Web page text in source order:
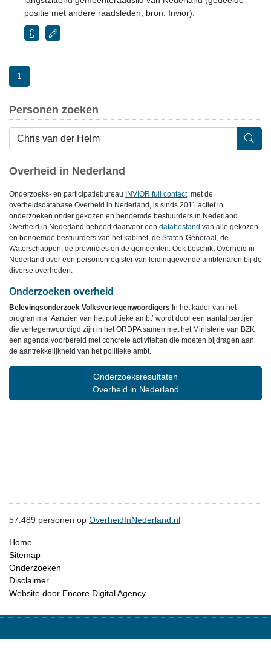
positie met andere raadsleden, bron: Invior).
1
Personen zoeken
Overheid in Nederland
Onderzoeks- en participatiebureau INVIOR full contact, met de
overheidsdatabase Overheid in Nederland, is sinds 2011 actief in
onderzoeken onder gekozen en benoemde bestuurders in Nederland.
Overheid in Nederland beheert daarvoor een databestand van alle gekozen
en benoemde bestuurders van het kabinet, de Staten-Generaal, de
Waterschappen, de provincies en de gemeenten. Ook beschikt Overheid in
Nederland over een personenregister van leidinggevende ambtenaren bij de
diverse overheden.
Onderzoeken overheid
Belevingsonderzoek Volksvertegenwoordigers In het kader van het
programma ‘Aanzien van het politieke ambt’ wordt door een aantal partijen
die vertegenwoordigd zijn in het ORDPA samen met het Ministerie van BZK
een agenda voorbereid met concrete activiteiten die moeten bijdragen aan
de aantrekkelijkheid van het politieke ambt.
Onderzoeksresultaten
Overheid in Nederland
57.489 personen op OverheidInNederland.nl
Home
Sitemap
Onderzoeken
Disclaimer
Website door Encore Digital Agency